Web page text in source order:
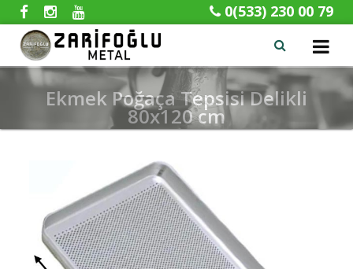
0(533) 230 00 79
x
Ekmek Poğaça Tepsisi Delikli
80x120 cm